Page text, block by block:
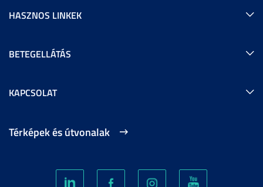
HASZNOS LINKEK
BETEGELLÁTÁS
KAPCSOLAT
Térképek és útvonalak